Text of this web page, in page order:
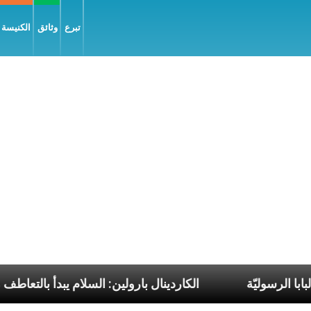
وثائق تبرع
الكاردينال بارولين: السلام رحلات البابا الرسوليّة